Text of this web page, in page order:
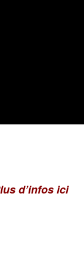
d’infos ici